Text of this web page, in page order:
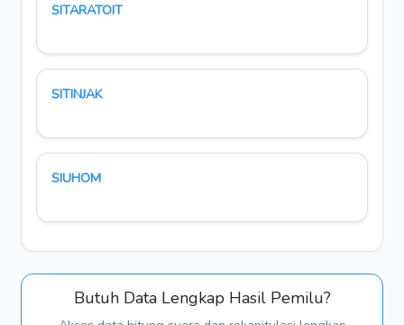
SITARATOIT
SITINJAK
SIUHOM
Butuh Data Lengkap Hasil Pemilu?